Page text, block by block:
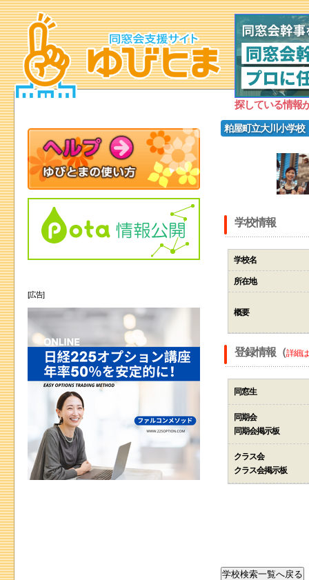
探している情報
粕屋町立大川小学校
学校情報
学校名
所在地
概要
登録情報（詳細
同窓生
同期会
同期会掲示板
クラス会
クラス会掲示板
[広告]